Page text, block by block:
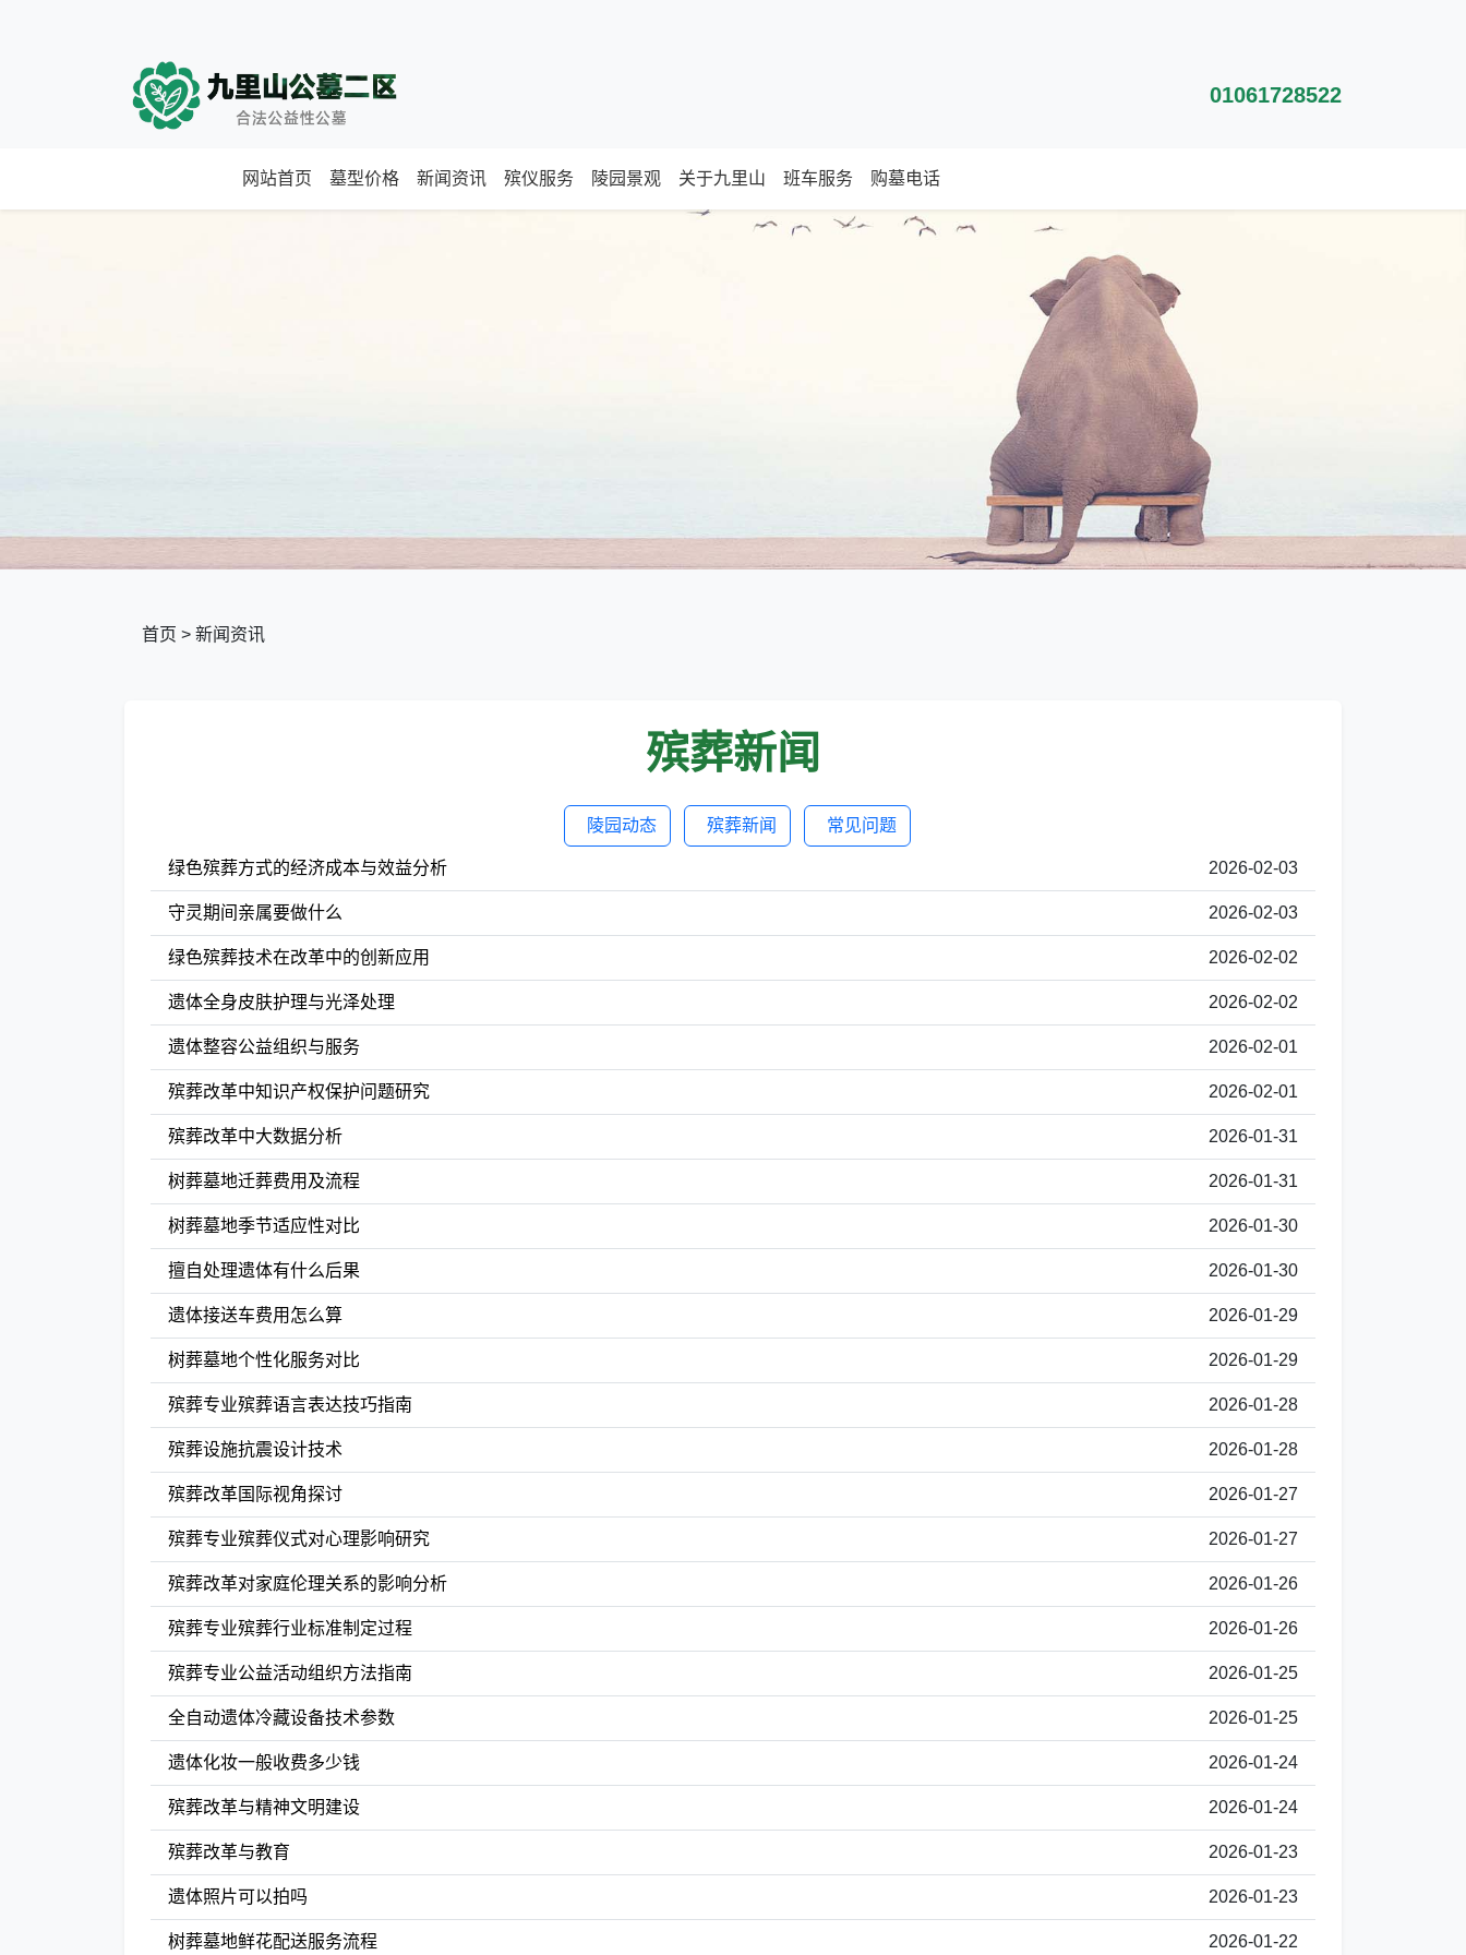
01061728522
网站首页 墓型价格 新闻资讯 殡仪服务 陵园景观 关于九里山 班车服务 购墓电话
首页 > 新闻资讯
殡葬新闻
陵园动态 殡葬新闻 常见问题
绿色殡葬方式的经济成本与效益分析 2026-02-03
守灵期间亲属要做什么 2026-02-03
绿色殡葬技术在改革中的创新应用 2026-02-02
遗体全身皮肤护理与光泽处理 2026-02-02
遗体整容公益组织与服务 2026-02-01
殡葬改革中知识产权保护问题研究 2026-02-01
殡葬改革中大数据分析 2026-01-31
树葬墓地迁葬费用及流程 2026-01-31
树葬墓地季节适应性对比 2026-01-30
擅自处理遗体有什么后果 2026-01-30
遗体接送车费用怎么算 2026-01-29
树葬墓地个性化服务对比 2026-01-29
殡葬专业殡葬语言表达技巧指南 2026-01-28
殡葬设施抗震设计技术 2026-01-28
殡葬改革国际视角探讨 2026-01-27
殡葬专业殡葬仪式对心理影响研究 2026-01-27
殡葬改革对家庭伦理关系的影响分析 2026-01-26
殡葬专业殡葬行业标准制定过程 2026-01-26
殡葬专业公益活动组织方法指南 2026-01-25
全自动遗体冷藏设备技术参数 2026-01-25
遗体化妆一般收费多少钱 2026-01-24
殡葬改革与精神文明建设 2026-01-24
殡葬改革与教育 2026-01-23
遗体照片可以拍吗 2026-01-23
树葬墓地鲜花配送服务流程 2026-01-22